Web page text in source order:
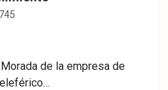
745
de la empresa de